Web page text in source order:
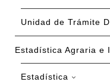
Unidad de Trámite
Estadística Agraria e
Estadística